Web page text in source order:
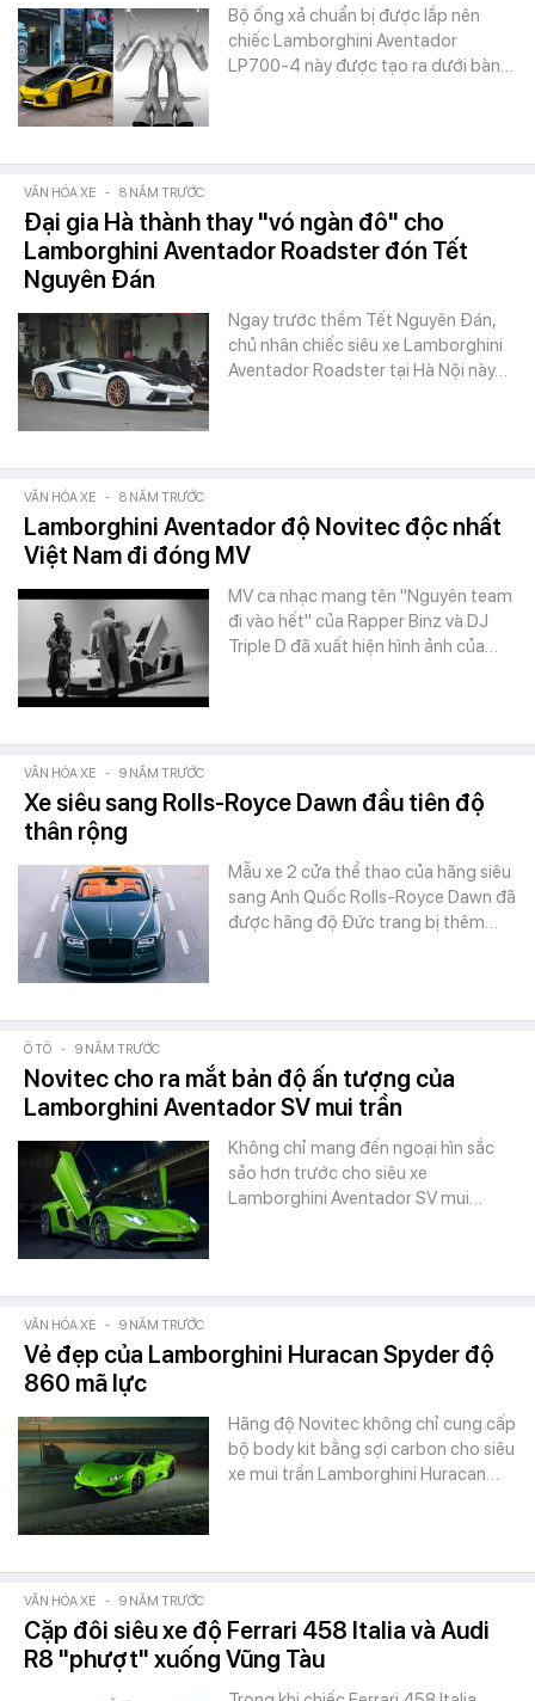
Bộ ống xả chuẩn bị được lắp nên
chiếc Lamborghini Aventador
LP700-4 này được tạo ra dưới bàn…
VĂN HÓA XE - 8 NĂM TRƯỚC
Đại gia Hà thành thay "vó ngàn đô" cho
Lamborghini Aventador Roadster đón Tết
Nguyên Đán
Ngay trước thềm Tết Nguyên Đán,
chủ nhân chiếc siêu xe Lamborghini
Aventador Roadster tại Hà Nội này…
VĂN HÓA XE - 8 NĂM TRƯỚC
Lamborghini Aventador độ Novitec độc nhất
Việt Nam đi đóng MV
MV ca nhạc mang tên "Nguyên team
đi vào hết" của Rapper Binz và DJ
Triple D đã xuất hiện hình ảnh của…
VĂN HÓA XE - 9 NĂM TRƯỚC
Xe siêu sang Rolls-Royce Dawn đầu tiên độ
thân rộng
Mẫu xe 2 cửa thể thao của hãng siêu
sang Anh Quốc Rolls-Royce Dawn đã
được hãng độ Đức trang bị thêm…
Ô TÔ - 9 NĂM TRƯỚC
Novitec cho ra mắt bản độ ấn tượng của
Lamborghini Aventador SV mui trần
Không chỉ mang đến ngoại hìn sắc
sảo hơn trước cho siêu xe
Lamborghini Aventador SV mui…
VĂN HÓA XE - 9 NĂM TRƯỚC
Vẻ đẹp của Lamborghini Huracan Spyder độ
860 mã lực
Hãng độ Novitec không chỉ cung cấp
bộ body kit bằng sợi carbon cho siêu
xe mui trần Lamborghini Huracan…
VĂN HÓA XE - 9 NĂM TRƯỚC
Cặp đôi siêu xe độ Ferrari 458 Italia và Audi
R8 "phượt" xuống Vũng Tàu